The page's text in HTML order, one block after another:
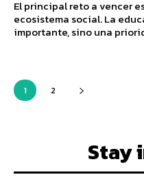
El principal reto a vencer
ecosistema social. La
importante, sino una
1 2
Stay